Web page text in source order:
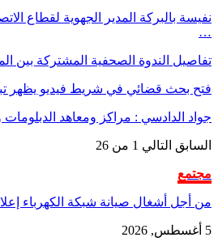
نفيسة بالبركة المدير الجهوية لقطاع
…
تفاصيل الندوة الصحفية المشتركة بين
فتح بحث قضائي في شريط فيديو يظهر
جواد الدادسي : مراكز ومعاهد
السابق التالي 1 من 26
مجتمع
من أجل أشغال صيانة شبكة الكهرباء
5 أغسطس, 2026